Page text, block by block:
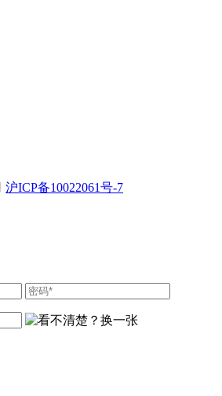
沪ICP备10022061号-7